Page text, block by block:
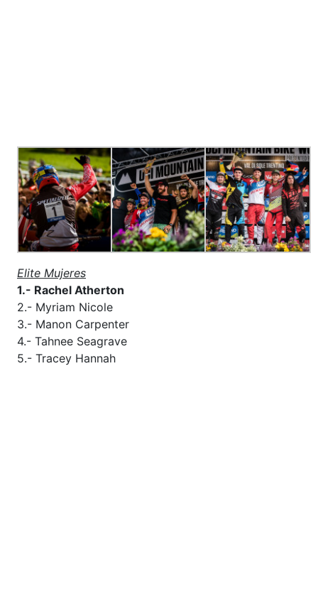
Elite Mujeres
1.- Rachel Atherton
2.- Myriam Nicole
3.- Manon Carpenter
4.- Tahnee Seagrave
5.- Tracey Hannah